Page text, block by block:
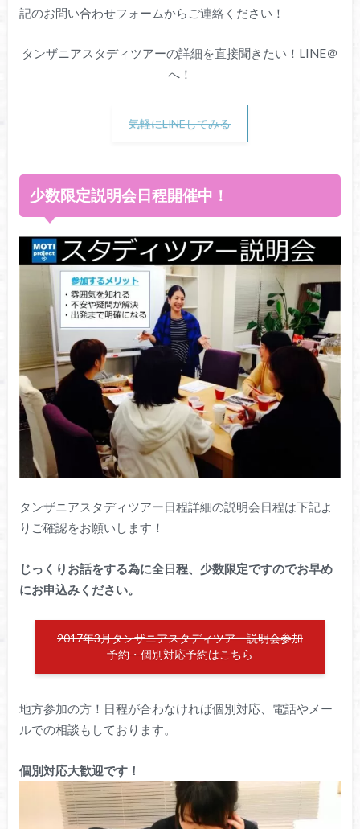
記のお問い合わせフォームからご連絡ください！
タンザニアスタディツアーの詳細を直接聞きたい！LINE＠
へ！
気軽にLINEしてみる
少数限定説明会日程開催中！
タンザニアスタディツアー日程詳細の説明会日程は下記よ
りご確認をお願いします！
じっくりお話をする為に全日程、少数限定ですのでお早め
にお申込みください。
2017年3月タンザニアスタディツアー説明会参加
予約・個別対応予約はこちら
地方参加の方！日程が合わなければ個別対応、電話やメー
ルでの相談もしております。
個別対応大歓迎です！